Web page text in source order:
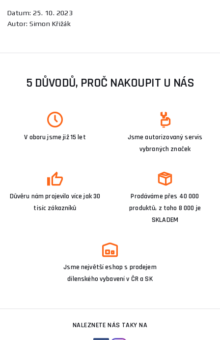
Datum: 25. 10. 2023
Autor: Simon Křižák
5 DŮVODŮ, PROČ NAKOUPIT U NÁS
V oboru jsme již 15 let
Jsme autorizovaný servis
vybraných značek
Důvěru nám projevilo více jak 30
tisíc zákazníků
Prodáváme přes 40 000
produktů, z toho 8 000 je
SKLADEM
Jsme největší eshop s prodejem
dílenského vybavení v ČR a SK
NALEZNETE NÁS TAKY NA